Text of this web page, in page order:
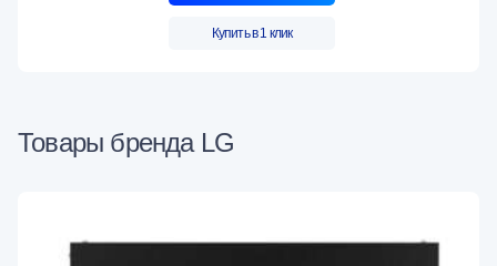
Купить в 1 клик
Товары бренда LG